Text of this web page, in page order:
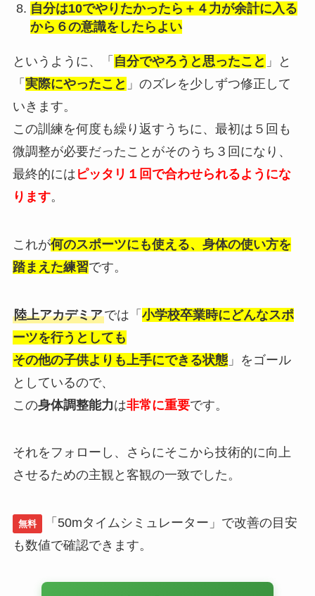
自分は10でやりたかったら＋４力が余計に入る
から６の意識をしたらよい
というように、「 自分でやろうと思ったこと 」と
「 実際にやったこと 」のズレを少しずつ修正して
いきます。
この訓練を何度も繰り返すうちに、最初は５回も
微調整が必要だったことがそのうち３回になり、
最終的には ピッタリ１回で合わせられるようにな
ります。
これが何のスポーツにも使える、身体の使い方を
踏まえた練習です。
陸上アカデミアでは「 小学校卒業時にどんなスポ
ーツを行うとしても
その他の子供よりも上手にできる状態」をゴール
としているので、
この身体調整能力は非常に重要です。
それをフォローし、さらにそこから技術的に向上
させるための主観と客観の一致でした。
無料
「50mタイムシミュレーター」で改善の目安
も数値で確認できます。